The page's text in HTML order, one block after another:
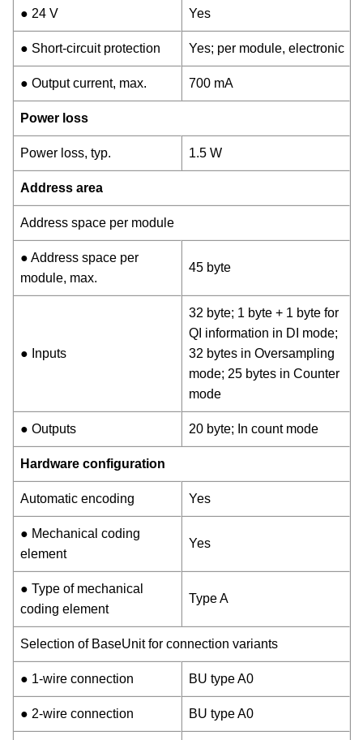
● 24 V Yes
● Short-circuit protection Yes; per module, electronic
● Output current, max. 700 mA
Power loss
Power loss, typ. 1.5 W
Address area
Address space per module
● Address space per
module, max.
45 byte
● Inputs
32 byte; 1 byte + 1 byte for
QI information in DI mode;
32 bytes in Oversampling
mode; 25 bytes in Counter
mode
● Outputs 20 byte; In count mode
Hardware configuration
Automatic encoding Yes
● Mechanical coding
element
Yes
● Type of mechanical
coding element
Type A
Selection of BaseUnit for connection variants
● 1-wire connection BU type A0
● 2-wire connection BU type A0